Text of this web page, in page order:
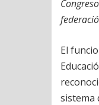
El
sistema